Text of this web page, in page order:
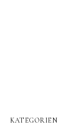
KATEGORIEN